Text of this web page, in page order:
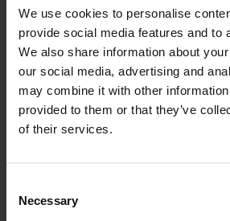
We use cookies to personalise
provide social media features and to
We also share information about
our social media, advertising and
may combine it with other information
provided to them or that they’ve
of their services.
Selection
Necessary